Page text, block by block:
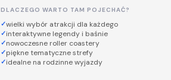
DLACZEGO WARTO TAM POJECHAĆ?
wielki wybór atrakcji dla każdego
interaktywne legendy i baśnie
nowoczesne roller coastery
piękne tematyczne strefy
idealne na rodzinne wyjazdy